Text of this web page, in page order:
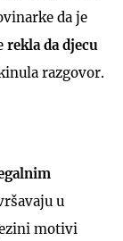
da je
rekla da djecu
razgovor.
u
motivi